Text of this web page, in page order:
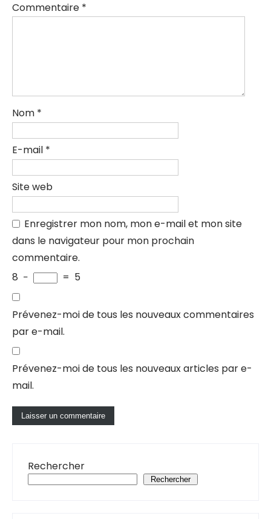
Commentaire *
Nom *
E-mail *
Site web
Enregistrer mon nom, mon e-mail et mon site
dans le navigateur pour mon prochain
commentaire.
8 − = 5
Prévenez-moi de tous les nouveaux commentaires
par e-mail.
Prévenez-moi de tous les nouveaux articles par e-
mail.
Rechercher
Rechercher